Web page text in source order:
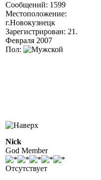
Сообщений: 1599
Местоположение:
г.Новокузнецк
Зарегистрирован: 21.
Февраля 2007
Пол:
Nick
God Member
Отсутствует